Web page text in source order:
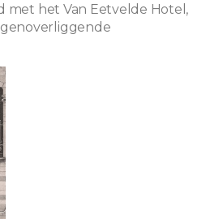
met het Van Eetvelde Hotel,